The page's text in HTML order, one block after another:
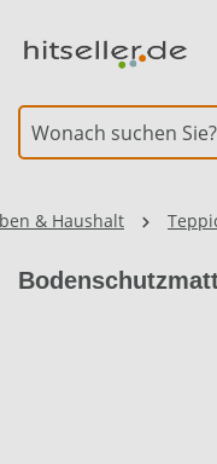
& Haushalt
Element überspringen